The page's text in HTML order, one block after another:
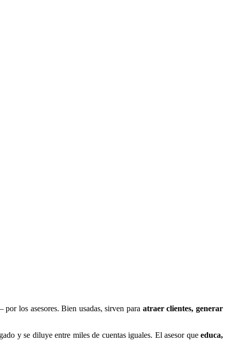
los asesores. Bien usadas, sirven para atraer clientes, generar
y se diluye entre miles de cuentas iguales. El asesor que educa,